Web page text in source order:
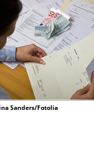
Sanders/Fotolia